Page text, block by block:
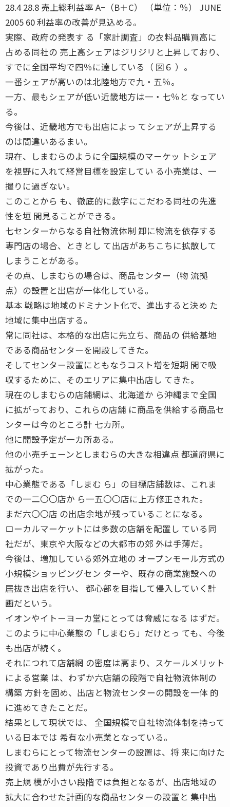
28.4 28.8 売上総利益率 A−（B＋C） （単位：％） JUNE
2005 60 利益率の改善が見込める。
実際、政府の発表す る「家計調査」の衣料品購買高に
占める同社の 売上高シェアはジリジリと上昇しており、
すでに全国平均で四％に達している（ 図６ ）。
一番シェアが高いのは北陸地方で九・五％。
一方、最もシェアが低い近畿地方は一・七％と なってい
る。
今後は、近畿地方でも出店によっ てシェアが上昇する
のは間違いあるまい。
現在、しまむらのように全国規模のマーケッ トシェア
を視野に入れて経営目標を設定してい る小売業は、一
握りに過ぎない。
このことから も、徹底的に数字にこだわる同社の先進
性を垣 間見ることができる。
七センターからなる自社物流体制 卸に物流を依存する
専門店の場合、ときとし て出店があちこちに拡散して
しまうことがある。
その点、しまむらの場合は、商品センター（物 流拠
点）の設置と出店が一体化している。
基本 戦略は地域のドミナント化で、進出すると決め た
地域に集中出店する。
常に同社は、本格的な出店に先立ち、商品の 供給基地
である商品センターを開設してきた。
そしてセンター設置にともなうコスト増を短期 間で吸
収するために、そのエリアに集中出店し てきた。
現在のしまむらの店舗網は、北海道か ら沖縄まで全国
に拡がっており、これらの店舗 に商品を供給する商品セ
ンターは今のところ計 七カ所。
他に開設予定が一カ所ある。
他の小売チェーンとしまむらの大きな相違点 都道府県に
拡がった。
中心業態である「しまむ ら」の目標店舗数は、これま
での一二〇〇店か ら一五〇〇店に上方修正された。
まだ六〇〇店 の出店余地が残っていることになる。
ローカルマーケットには多数の店舗を配置し ている同
社だが、東京や大阪などの大都市の郊 外は手薄だ。
今後は、増加している郊外立地の オープンモール方式の
小規模ショッピングセン ターや、既存の商業施設への
居抜き出店を行い、 都心部を目指して侵入していく計
画だという。
イオンやイトーヨーカ堂にとっては脅威になる はずだ。
このように中心業態の「しまむら」だけとっ ても、今後
も出店が続く。
それにつれて店舗網 の密度は高まり、スケールメリット
による営業 は、わずか六店舗の段階で自社物流体制の
構築 方針を固め、出店と物流センターの開設を一体 的
に進めてきたことだ。
結果として現状では、 全国規模で自社物流体制を持って
いる日本では 希有な小売業となっている。
しまむらにとって物流センターの設置は、将 来に向けた
投資であり出費が先行する。
売上規 模が小さい段階では負担となるが、出店地域の
拡大に合わせた計画的な商品センターの設置と 集中出